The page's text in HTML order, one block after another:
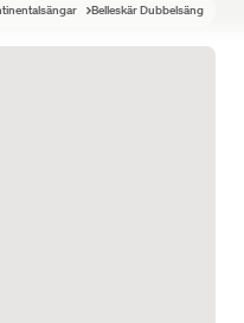
Belleskär Dubbelsäng